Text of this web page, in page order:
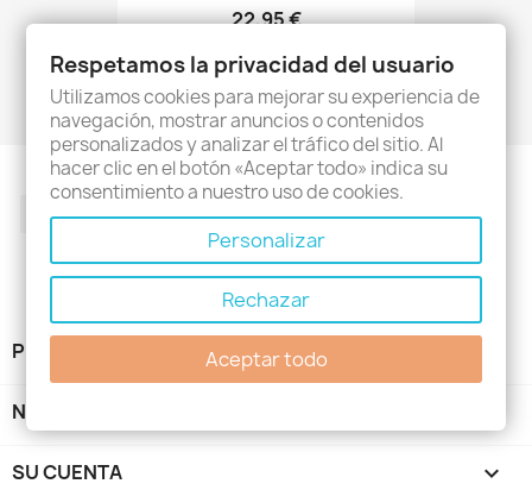
22,95 €
FacebookTwitter Rss YouTubePinterestInstagram
PRODUCTOS
NUESTRA EMPRESA
SU CUENTA 
Respetamos la privacidad del usuario
Utilizamos cookies para mejorar su experiencia de
navegación, mostrar anuncios o contenidos
personalizados y analizar el tráfico del sitio. Al
hacer clic en el botón «Aceptar todo» indica su
consentimiento a nuestro uso de cookies.
Personalizar
Rechazar
Aceptar todo